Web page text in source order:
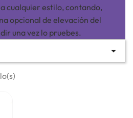
cualquier estilo, contando,
opcional de elevación del
una vez lo pruebes.
